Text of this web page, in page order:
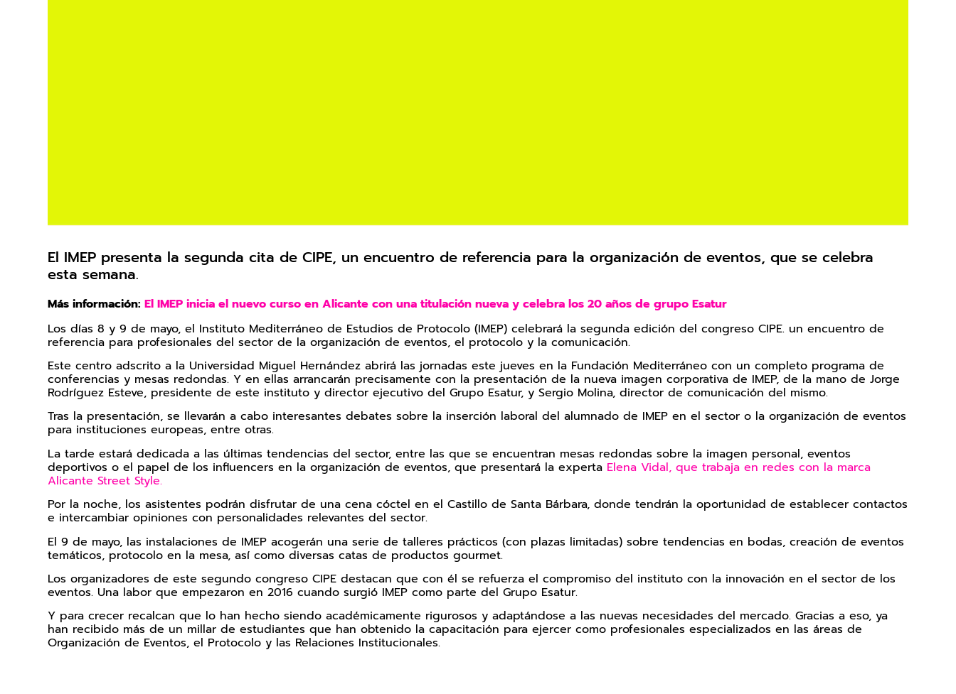
El IMEP presenta la segunda cita de CIPE, un encuentro de referencia para la organización de eventos, que se celebra
esta semana.
Más información:El IMEP inicia el nuevo curso en Alicante con una titulación nueva y celebra los 20 años de grupo Esatur
Los días 8 y 9 de mayo, el Instituto Mediterráneo de Estudios de Protocolo (IMEP) celebrará la segunda edición del congreso CIPE. un encuentro de
referencia para profesionales del sector de la organización de eventos, el protocolo y la comunicación.
Este centro adscrito a la Universidad Miguel Hernández abrirá las jornadas este jueves en la Fundación Mediterráneo con un completo programa de
conferencias y mesas redondas. Y en ellas arrancarán precisamente con la presentación de la nueva imagen corporativa de IMEP, de la mano de Jorge
Rodríguez Esteve, presidente de este instituto y director ejecutivo del Grupo Esatur, y Sergio Molina, director de comunicación del mismo.
Tras la presentación, se llevarán a cabo interesantes debates sobre la inserción laboral del alumnado de IMEP en el sector o la organización de eventos
para instituciones europeas, entre otras.
La tarde estará dedicada a las últimas tendencias del sector, entre las que se encuentran mesas redondas sobre la imagen personal, eventos
deportivos o el papel de los influencers en la organización de eventos, que presentará la experta Elena Vidal, que trabaja en redes con la marca
Alicante Street Style.
Por la noche, los asistentes podrán disfrutar de una cena cóctel en el Castillo de Santa Bárbara, donde tendrán la oportunidad de establecer contactos
e intercambiar opiniones con personalidades relevantes del sector.
El 9 de mayo, las instalaciones de IMEP acogerán una serie de talleres prácticos (con plazas limitadas) sobre tendencias en bodas, creación de eventos
temáticos, protocolo en la mesa, así como diversas catas de productos gourmet.
Los organizadores de este segundo congreso CIPE destacan que con él se refuerza el compromiso del instituto con la innovación en el sector de los
eventos. Una labor que empezaron en 2016 cuando surgió IMEP como parte del Grupo Esatur.
Y para crecer recalcan que lo han hecho siendo académicamente rigurosos y adaptándose a las nuevas necesidades del mercado. Gracias a eso, ya
han recibido más de un millar de estudiantes que han obtenido la capacitación para ejercer como profesionales especializados en las áreas de
Organización de Eventos, el Protocolo y las Relaciones Institucionales.